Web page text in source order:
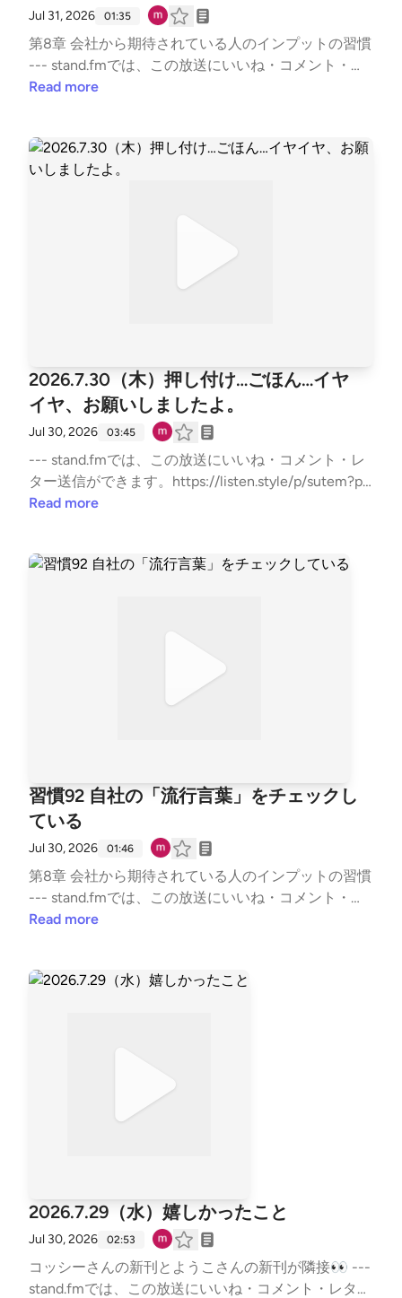
Jul 31, 2026 01:35
第8章 会社から期待されている人のインプットの習慣
--- stand.fmでは、この放送にいいね・コメント・レ
ター送信ができます。https://listen.style/p/sutem?pa
Read more
2026.7.30（木）押し付け…ごほん…イヤ
イヤ、お願いしましたよ。
Jul 30, 2026 03:45
--- stand.fmでは、この放送にいいね・コメント・レ
ター送信ができます。https://listen.style/p/sutem?pa
r8V21j https://stand.fm/channels/67b5e9879dcfb503
Read more
習慣92 自社の「流行言葉」をチェックし
ている
Jul 30, 2026 01:46
第8章 会社から期待されている人のインプットの習慣
--- stand.fmでは、この放送にいいね・コメント・レ
ター送信ができます。https://listen.style/p/sutem?pa
Read more
2026.7.29（水）嬉しかったこと
Jul 30, 2026 02:53
コッシーさんの新刊とようこさんの新刊が隣接👀 ---
stand.fmでは、この放送にいいね・コメント・レター